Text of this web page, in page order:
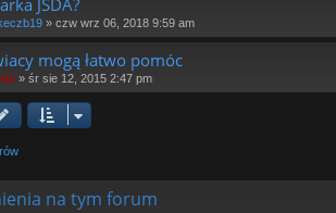
JSDA?
» czw wrz 06, 2018 9:59 am
mogą łatwo pomóc
» śr sie 12, 2015 2:47 pm
na tym forum